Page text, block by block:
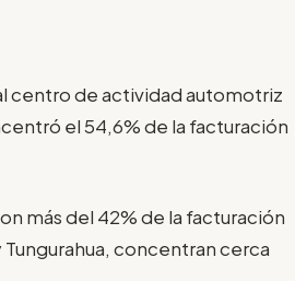
centro de actividad automotriz
el 54,6% de la facturación
más del 42% de la facturación
concentran cerca